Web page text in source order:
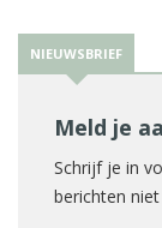
NIEUWSBRIEF
Meld je
Schrijf je in
berichten